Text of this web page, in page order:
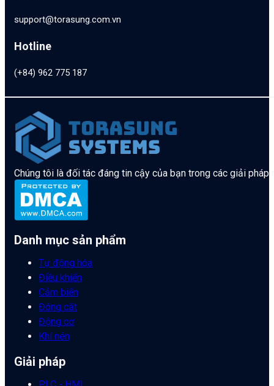
support@torasung.com.vn
Hotline
(+84) 962 775 187
Chúng tôi là đối tác đáng tin cậy của bạn trong các giải pháp
Danh mục sản phẩm
Tự động hóa
Điều khiển
Cảm biến
Đóng cắt
Động cơ
Khí nén
Giải pháp